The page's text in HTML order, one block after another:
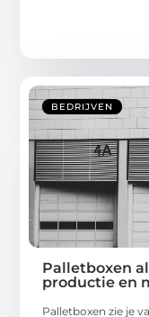
BEDRIJVEN
Palletboxen
productie en
Palletboxen zie je